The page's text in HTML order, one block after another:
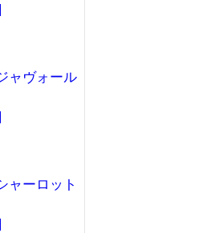
ャヴォール
ャーロット